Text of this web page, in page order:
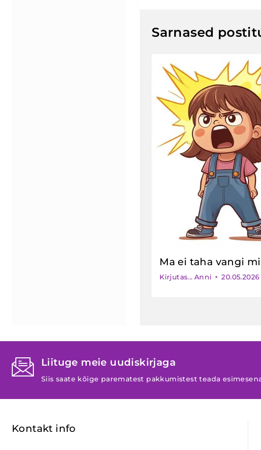
Sarnased
Ma ei taha vangi
Kirjutas... Anni 20.05.2026
Liituge meie uudiskirjaga
Siis saate kõige parematest pakkumistest teada
Kontakt info